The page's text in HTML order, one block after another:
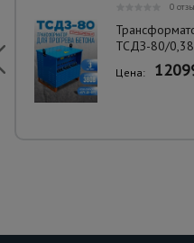
0
ТСДЗ-80/0,38
Цена: